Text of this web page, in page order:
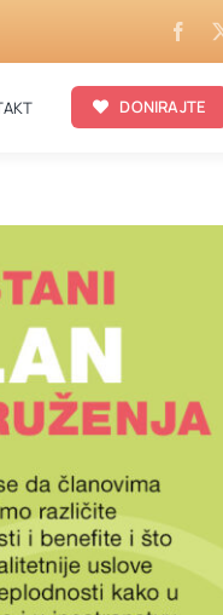
DONIRAJTE